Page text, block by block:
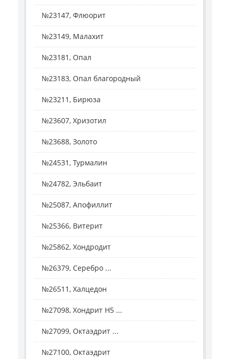
№23147, Флюорит
№23149, Малахит
№23181, Опал
№23183, Опал благородный
№23211, Бирюза
№23607, Хризотил
№23688, Золото
№24531, Турмалин
№24782, Эльбаит
№25087, Апофиллит
№25366, Витерит
№25862, Хондродит
№26379, Серебро ...
№26511, Халцедон
№27098, Хондрит H5 ...
№27099, Октаэдрит ...
№27100, Октаэдрит